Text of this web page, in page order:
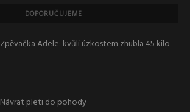
DOPORUČUJEME
Zpěvačka Adele: kvůli úzkostem zhubla 45 kilo
Návrat pleti do pohody